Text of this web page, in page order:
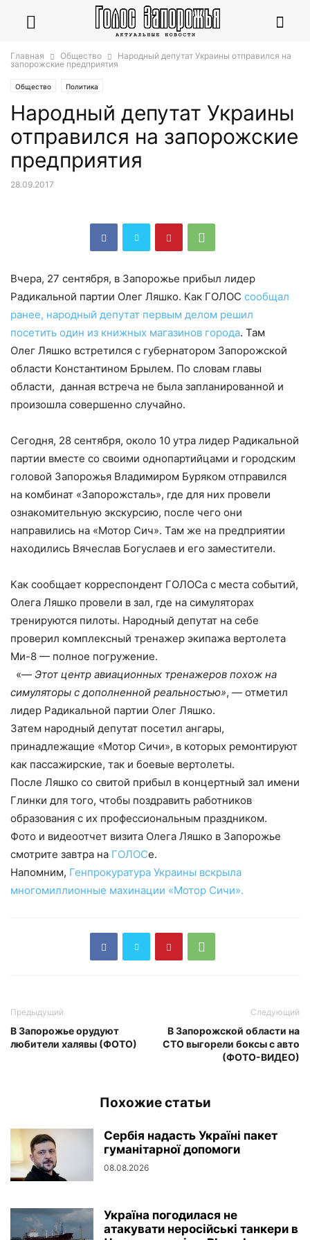
Главная Общество
Народный депутат Украины отправился на
запорожские предприятия
Общество Политика
Народный депутат Украины
отправился на запорожские
предприятия
28.09.2017
Вчера, 27 сентября, в Запорожье прибыл лидер
Радикальной партии Олег Ляшко. Как ГОЛОС сообщал
ранее, народный депутат первым делом решил
посетить один из книжных магазинов города. Там
Олег Ляшко встретился с губернатором Запорожской
области Константином Брылем. По словам главы
области, данная встреча не была запланированной и
произошла совершенно случайно.
Сегодня, 28 сентября, около 10 утра лидер Радикальной
партии вместе со своими однопартийцами и городским
головой Запорожья Владимиром Буряком отправился
на комбинат «Запорожсталь», где для них провели
ознакомительную экскурсию, после чего они
направились на «Мотор Сич». Там же на предприятии
находились Вячеслав Богуслаев и его заместители.
Как сообщает корреспондент ГОЛОСа с места событий,
Олега Ляшко провели в зал, где на симуляторах
тренируются пилоты. Народный депутат на себе
проверил комплексный тренажер экипажа вертолета
Ми-8 — полное погружение.
«— Этот центр авиационных тренажеров похож на
симуляторы с дополненной реальностью», — отметил
лидер Радикальной партии Олег Ляшко.
Затем народный депутат посетил ангары,
принадлежащие «Мотор Сичи», в которых ремонтируют
как пассажирские, так и боевые вертолеты.
После Ляшко со свитой прибыл в концертный зал имени
Глинки для того, чтобы поздравить работников
образования с их профессиональным праздником.
Фото и видеоотчет визита Олега Ляшко в Запорожье
смотрите завтра на ГОЛОСе.
Напомним, Генпрокуратура Украины вскрыла
многомиллионные махинации «Мотор Сичи».
Предыдущий
В Запорожье орудуют
любители халявы (ФОТО)
Следующий
В Запорожской области на
СТО выгорели боксы с авто
(ФОТО-ВИДЕО)
Похожие статьи
Сербія надасть Україні пакет
гуманітарної допомоги
08.08.2026
Україна погодилася не
атакувати неросійські танкери в